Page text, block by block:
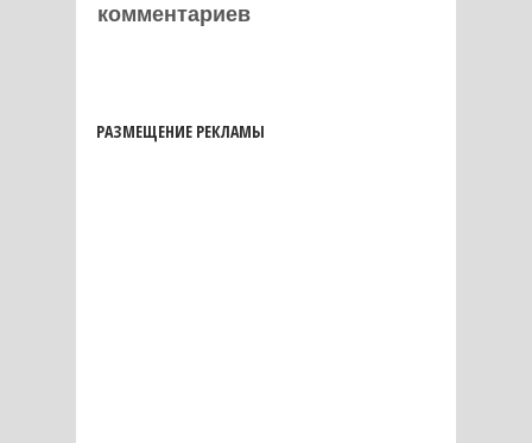
комментариев
РАЗМЕЩЕНИЕ РЕКЛАМЫ